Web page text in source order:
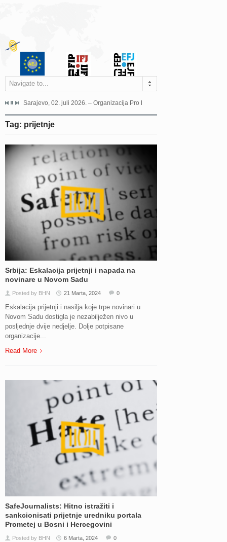
Navigate to...
Grada Sarajeva povodom Dana Sarajeva dugogodišnjoj...
Sarajevo, 02. juli 2026. – Organizacija Pro Educa juče je uspješno
Tag: prijetnje
Srbija: Eskalacija prijetnji i napada na
novinare u Novom Sadu
Posted by BHN 21 Marta, 2024 0
Eskalacija prijetnji i nasilja koje trpe novinari u
Novom Sadu dostigla je nezabilježen nivo u
posljednje dvije nedjelje. Dolje potpisane
organizacije...
Read More
SafeJournalists: Hitno istražiti i
sankcionisati prijetnje uredniku portala
Prometej u Bosni i Hercegovini
Posted by BHN 6 Marta, 2024 0